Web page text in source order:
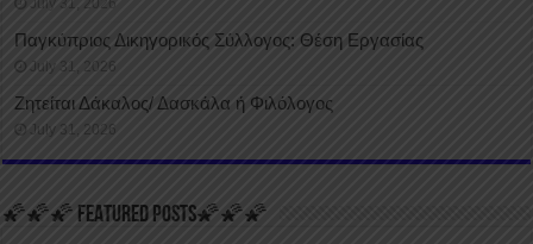
Παγκύπριος Δικηγορικός Σύλλογος: Θέση Εργασίας
July 31, 2026
Ζητείται Δάκαλος/ Δασκάλα ή Φιλόλογος
July 31, 2026
🌠🌠🌠 FEATURED POSTS🌠🌠🌠